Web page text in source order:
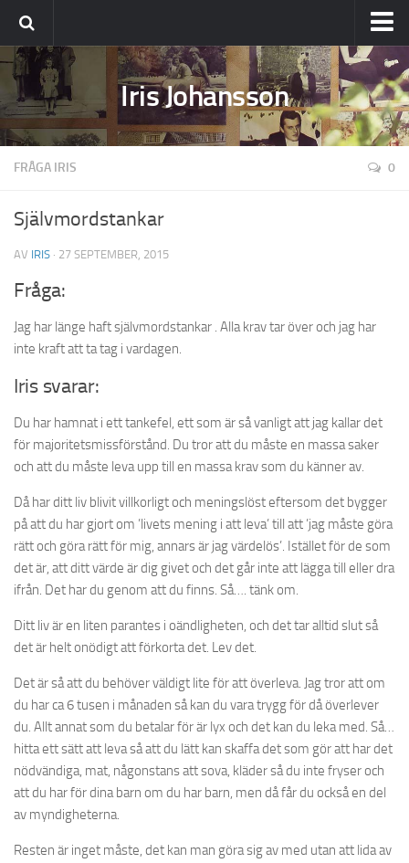
Ställ din fråga
Om Iris Iris Johansson
FRÅGA IRIS 0
Självmordstankar
AV IRIS · 27 SEPTEMBER, 2015
Fråga:
Jag har länge haft självmordstankar . Alla krav tar över och jag har
inte kraft att ta tag i vardagen.
Iris svarar:
Du har hamnat i ett tankefel, ett som är så vanligt att jag kallar det
för majoritetsmissförstånd. Du tror att du måste en massa saker
och att du måste leva upp till en massa krav som du känner av.
Då har ditt liv blivit villkorligt och meningslöst eftersom det bygger
på att du har gjort om ’livets mening i att leva’ till att ’jag måste göra
rätt och göra rätt för mig, annars är jag värdelös’. Istället för de som
det är, att ditt värde är dig givet och det går inte att lägga till eller dra
ifrån. Det har du genom att du finns. Så…. tänk om.
Ditt liv är en liten parantes i oändligheten, och det tar alltid slut så
det är helt onödigt att förkorta det. Lev det.
Det är så att du behöver väldigt lite för att överleva. Jag tror att om
du har ca 6 tusen i månaden så kan du vara trygg för då överlever
du. Allt annat som du betalar för är lyx och det kan du leka med. Så…
hitta ett sätt att leva så att du lätt kan skaffa det som gör att har det
nödvändiga, mat, någonstans att sova, kläder så du inte fryser och
att du har för dina barn om du har barn, men då får du också en del
av myndigheterna.
Resten är inget måste, det kan man göra sig av med utan att lida av